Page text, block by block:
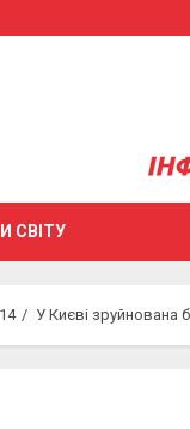
СВІТУ
14 У Києві зруйнована